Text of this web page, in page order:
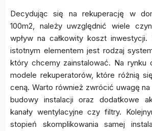
Decydując się na rekuperację w
100m2, należy uwzględnić wiele
wpływ na całkowity koszt inwestycji.
istotnym elementem jest rodzaj
który chcemy zainstalować. Na rynku
modele rekuperatorów, które różnią
ceną. Warto również zwrócić uwagę na
budowy instalacji oraz dodatkowe
kanały wentylacyjne czy filtry.
stopień skomplikowania samej